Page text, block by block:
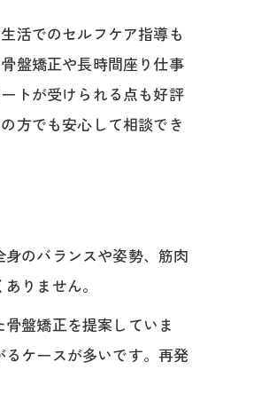
活でのセルフケア指導も
盤矯正や長時間座り仕事
トが受けられる点も好評
方でも安心して相談でき
のバランスや姿勢、筋肉
りません。
盤矯正を提案していま
ケースが多いです。再発